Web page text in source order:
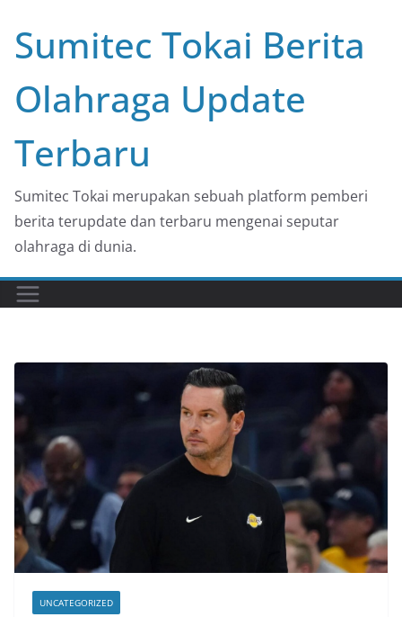
content
Sumitec Tokai Berita
Olahraga Update
Terbaru
Sumitec Tokai merupakan sebuah platform pemberi
berita terupdate dan terbaru mengenai seputar
olahraga di dunia.
UNCATEGORIZED